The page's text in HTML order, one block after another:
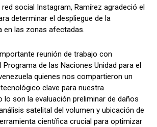
social Instagram, Ramírez agradeció el
determinar el despliegue de la
en las zonas afectadas.
reunión de trabajo con
de las Naciones Unidad para el
quienes nos compartieron un
clave para nuestra
lo son la evaluación preliminar de daños
satelital del volumen y ubicación de
científica crucial para optimizar